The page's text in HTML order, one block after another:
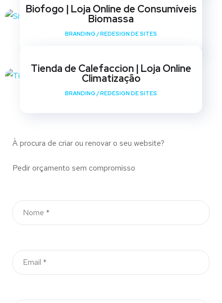
Biofogo | Loja Online de Consumíveis
Biomassa
BRANDING /REDESIGN DE SITES
Tienda de Calefaccion | Loja Online
Climatização
BRANDING /REDESIGN DE SITES
À procura de criar ou renovar o seu website?
Pedir orçamento sem compromisso